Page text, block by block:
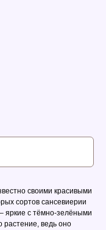
своими красивыми
сортов сансевиерии
яркие с тёмно-зелёными
растение, ведь оно